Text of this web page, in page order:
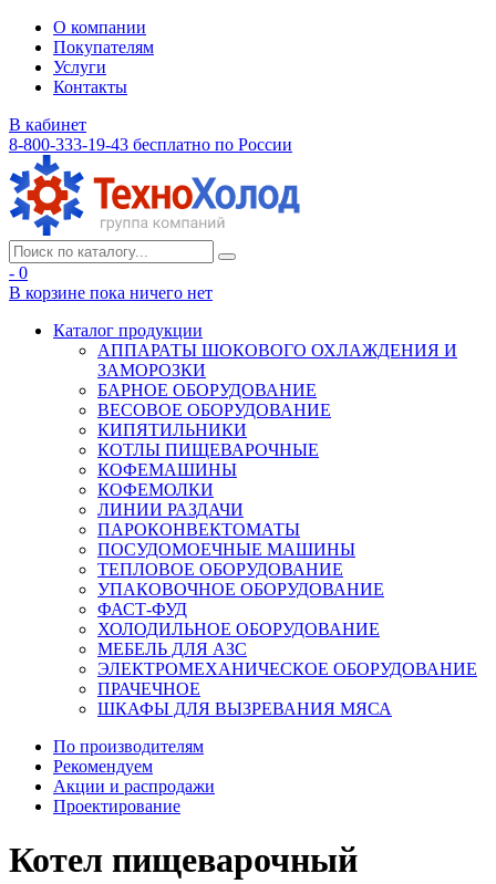
О компании
Покупателям
Услуги
Контакты
В кабинет
8-800-333-19-43 бесплатно по России
- 0
В корзине пока ничего нет
Каталог продукции
АППАРАТЫ ШОКОВОГО ОХЛАЖДЕНИЯ И
ЗАМОРОЗКИ
БАРНОЕ ОБОРУДОВАНИЕ
ВЕСОВОЕ ОБОРУДОВАНИЕ
КИПЯТИЛЬНИКИ
КОТЛЫ ПИЩЕВАРОЧНЫЕ
КОФЕМАШИНЫ
КОФЕМОЛКИ
ЛИНИИ РАЗДАЧИ
ПАРОКОНВЕКТОМАТЫ
ПОСУДОМОЕЧНЫЕ МАШИНЫ
ТЕПЛОВОЕ ОБОРУДОВАНИЕ
УПАКОВОЧНОЕ ОБОРУДОВАНИЕ
ФАСТ-ФУД
ХОЛОДИЛЬНОЕ ОБОРУДОВАНИЕ
МЕБЕЛЬ ДЛЯ АЗС
ЭЛЕКТРОМЕХАНИЧЕСКОЕ ОБОРУДОВАНИЕ
ПРАЧЕЧНОЕ
ШКАФЫ ДЛЯ ВЫЗРЕВАНИЯ МЯСА
По производителям
Рекомендуем
Акции и распродажи
Проектирование
Котел пищеварочный